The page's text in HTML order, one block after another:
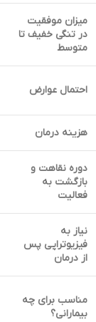
میزان موفقیت
در تنگی خفیف تا
متوسط
احتمال عوارض
هزینه درمان
دوره نقاهت و
بازگشت به
فعالیت
نیاز به
فیزیوتراپی پس
از درمان
مناسب برای چه
بیمارانی؟